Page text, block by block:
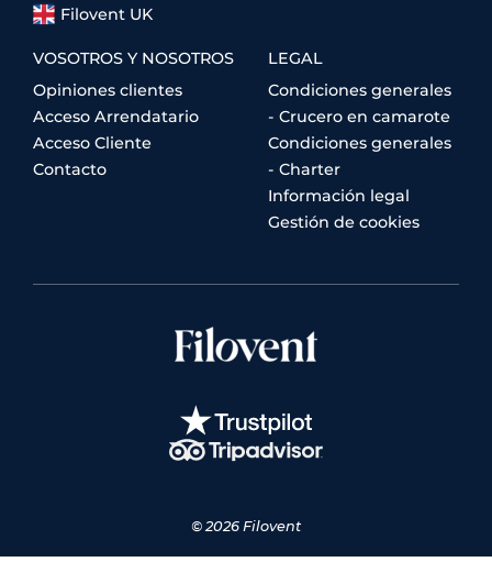
Filovent UK
VOSOTROS Y NOSOTROS
Opiniones clientes
Acceso Arrendatario
Acceso Cliente
Contacto
LEGAL
Condiciones generales
- Crucero en camarote
Condiciones generales
- Charter
Información legal
Gestión de cookies
© 2026 Filovent